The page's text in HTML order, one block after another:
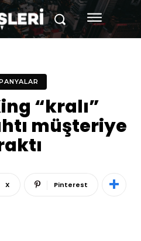
“kralı”
müşteriye
X Pinterest